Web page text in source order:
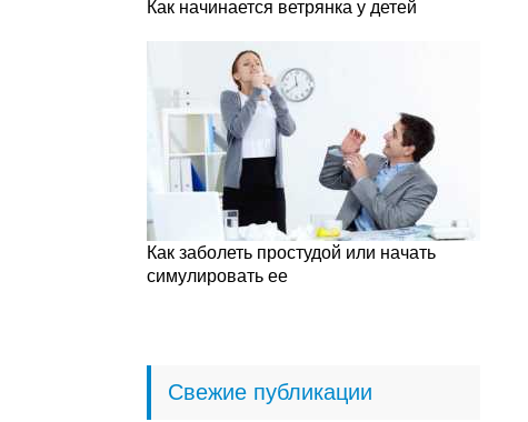
Как начинается ветрянка у детей
Как заболеть простудой или начать
симулировать ее
Свежие публикации